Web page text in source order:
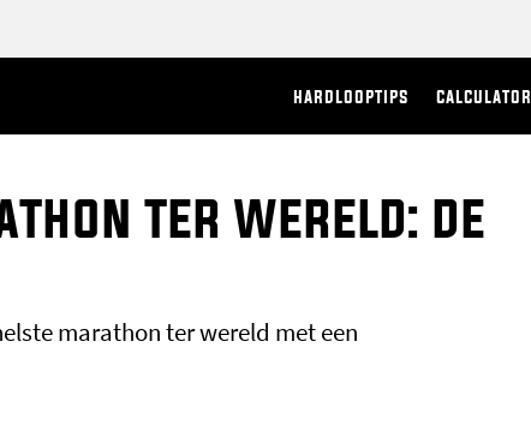
hardlooptips calculator
ter wereld: de
marathon ter wereld met een